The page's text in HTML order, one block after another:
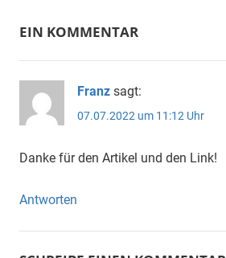
EIN KOMMENTAR
Franz sagt:
07.07.2022 um 11:12 Uhr
Danke für den Artikel und den Link!
Antworten